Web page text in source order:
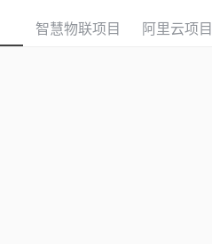
智慧物联项目 阿里云项目